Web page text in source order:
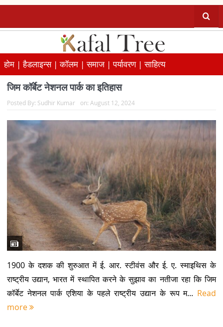
होम |हैडलाइन्स |कॉलम |समाज |पर्यावरण |साहित्य
जिम कॉर्बेट नेशनल पार्क का इतिहास
Posted By: Sudhir Kumar on: August 12, 2024
1900 के दशक की शुरुआत में ई. आर. स्टीवंस और ई. ए. स्माइथिस के
राष्ट्रीय उद्यान, भारत में स्थापित करने के सुझाव का नतीजा रहा कि जिम
कॉर्बेट नेशनल पार्क एशिया के पहले राष्ट्रीय उद्यान के रूप म... Read
more